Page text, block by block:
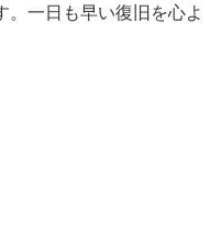
。一日も早い復旧を心よ